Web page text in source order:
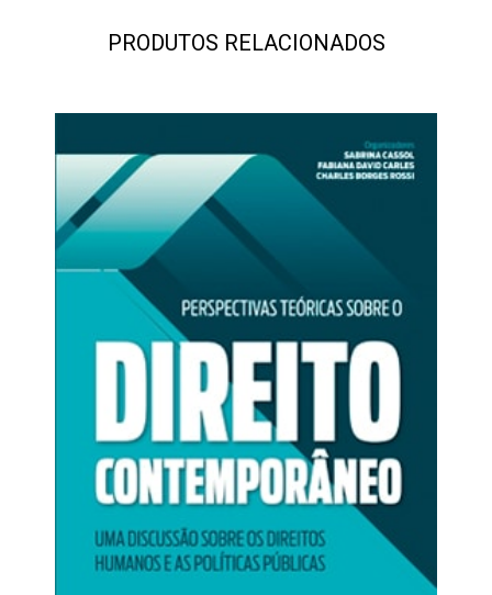
PRODUTOS RELACIONADOS